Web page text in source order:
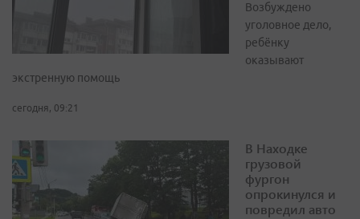
Возбуждено
уголовное дело,
ребёнку
оказывают
экстренную помощь
сегодня, 09:21
В Находке
грузовой
фургон
опрокинулся и
повредил авто